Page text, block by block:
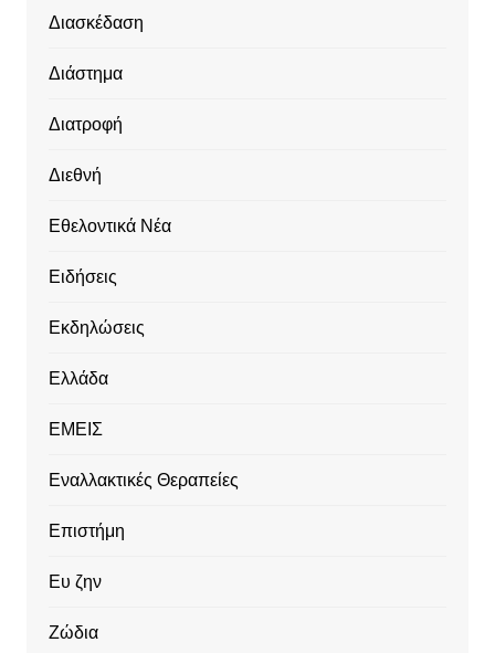
Διασκέδαση
Διάστημα
Διατροφή
Διεθνή
Εθελοντικά Νέα
Ειδήσεις
Εκδηλώσεις
Ελλάδα
ΕΜΕΙΣ
Εναλλακτικές Θεραπείες
Επιστήμη
Ευ ζην
Ζώδια